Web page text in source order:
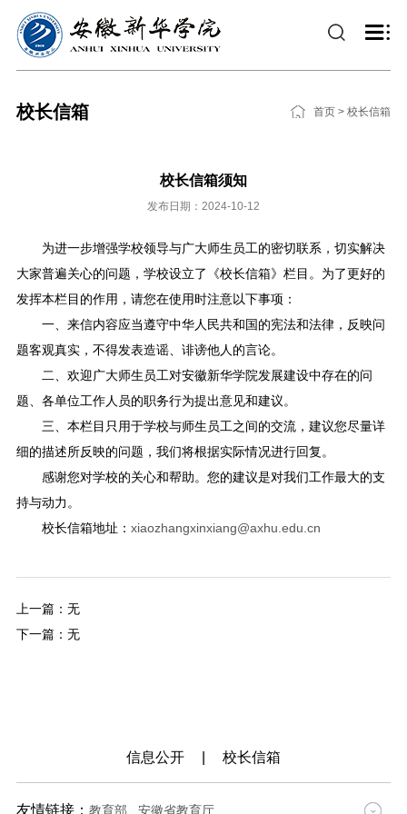
校长信箱 首页 >校长信箱
校长信箱须知
发布日期：2024-10-12
为进一步增强学校领导与广大师生员工的密切联系，切实解决
大家普遍关心的问题，学校设立了《校长信箱》栏目。为了更好的
发挥本栏目的作用，请您在使用时注意以下事项：
一、来信内容应当遵守中华人民共和国的宪法和法律，反映问
题客观真实，不得发表造谣、诽谤他人的言论。
二、欢迎广大师生员工对安徽新华学院发展建设中存在的问
题、各单位工作人员的职务行为提出意见和建议。
三、本栏目只用于学校与师生员工之间的交流，建议您尽量详
细的描述所反映的问题，我们将根据实际情况进行回复。
感谢您对学校的关心和帮助。您的建议是对我们工作最大的支
持与动力。
校长信箱地址： xiaozhangxinxiang@axhu.edu.cn
上一篇：无
下一篇：无
信息公开 校长信箱
友情链接： 教育部 安徽省教育厅